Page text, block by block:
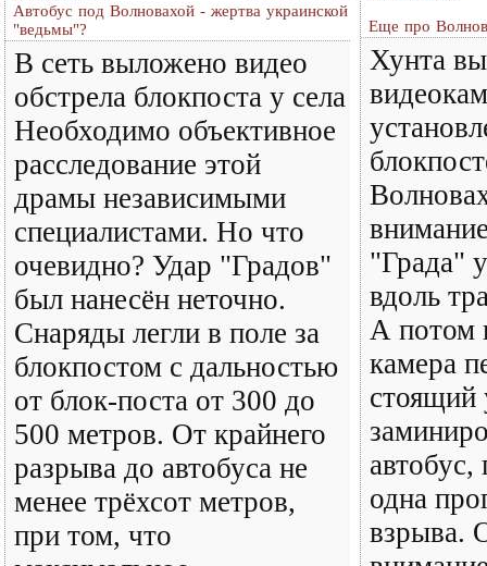
Автобус под Волновахой - жертва украинской
"ведьмы"?
В сеть выложено видео
обстрела блокпоста у села
Необходимо объективное
расследование этой
драмы независимыми
специалистами. Но что
очевидно? Удар "Градов"
был нанесён неточно.
Снаряды легли в поле за
блокпостом с дальностью
от блок-поста от 300 до
500 метров. От крайнего
разрыва до автобуса не
менее трёхсот метров,
при том, что
Еще про
Хунта
"Града"
вдоль
А потом
камера
стоящий
автобус,
одна
взрыва.